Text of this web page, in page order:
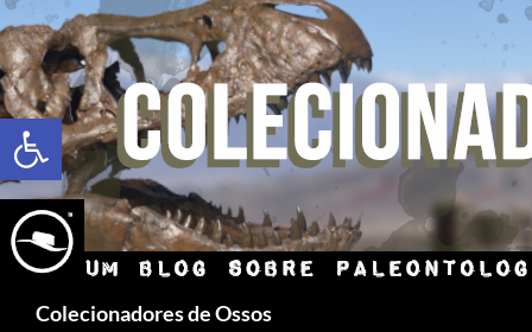
Abrir a barra de ferramentas
Colecionadores de Ossos